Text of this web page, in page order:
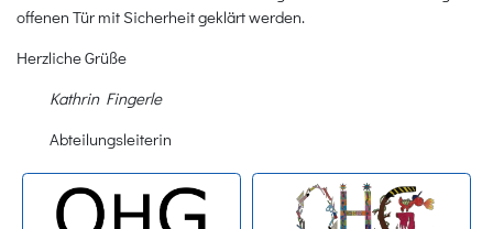
offenen Tür mit Sicherheit geklärt werden.
Herzliche Grüße
Kathrin Fingerle
Abteilungsleiterin